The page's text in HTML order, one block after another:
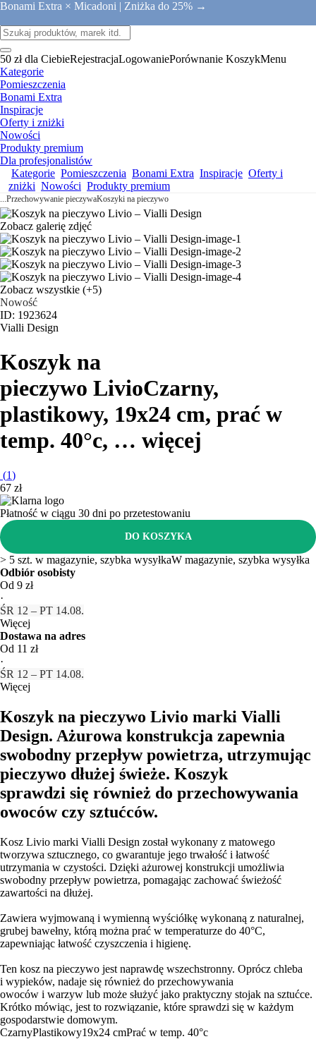
Bonami Extra × Micadoni | Zniżka do 25% →
50 zł dla CiebieRejestracjaLogowaniePorównanie KoszykMenu
Kategorie
Pomieszczenia
Bonami Extra
Inspiracje
Oferty i zniżki
Nowości
Produkty premium
Dla profesjonalistów
Kategorie Pomieszczenia Bonami Extra Inspiracje Oferty i
zniżki Nowości Produkty premium
...Przechowywanie pieczywaKoszyki na pieczywo
Zobacz galerię zdjęć
Zobacz wszystkie (+5)
Nowość
ID: 1923624
Vialli Design
Koszyk na
pieczywo LivioCzarny,
plastikowy, 19x24 cm, prać w
temp. 40°c, … więcej
(1)
67 zł
Płatność w ciągu 30 dni po przetestowaniu
DO KOSZYKA
> 5 szt. w magazynie, szybka wysyłkaW magazynie, szybka wysyłka
Odbiór osobisty
Od 9 zł
·
ŚR 12 – PT 14.08.
Więcej
Dostawa na adres
Od 11 zł
·
ŚR 12 – PT 14.08.
Więcej
Koszyk na pieczywo Livio marki Vialli
Design. Ażurowa konstrukcja zapewnia
swobodny przepływ powietrza, utrzymując
pieczywo dłużej świeże. Koszyk
sprawdzi się również do przechowywania
owoców czy sztućców.
Kosz Livio marki Vialli Design został wykonany z matowego
tworzywa sztucznego, co gwarantuje jego trwałość i łatwość
utrzymania w czystości. Dzięki ażurowej konstrukcji umożliwia
swobodny przepływ powietrza, pomagając zachować świeżość
zawartości na dłużej.
Zawiera wyjmowaną i wymienną wyściółkę wykonaną z naturalnej,
grubej bawełny, którą można prać w temperaturze do 40°C,
zapewniając łatwość czyszczenia i higienę.
Ten kosz na pieczywo jest naprawdę wszechstronny. Oprócz chleba
i wypieków, nadaje się również do przechowywania
owoców i warzyw lub może służyć jako praktyczny stojak na sztućce.
Krótko mówiąc, jest to rozwiązanie, które sprawdzi się w każdym
gospodarstwie domowym.
CzarnyPlastikowy19x24 cmPrać w temp. 40°c